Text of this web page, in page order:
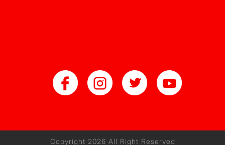
Copyright 2026 All Right Reserved